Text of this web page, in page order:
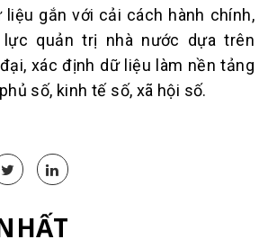
gắn với cải cách hành chính,
lực quản trị nhà nước dựa trên
xác định dữ liệu làm nền tảng
số, kinh tế số, xã hội số.